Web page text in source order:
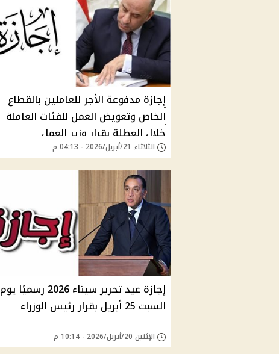
إجازة مدفوعة الأجر للعاملين بالقطاع
الخاص وتعويض العمل للفئات العاملة
خلال العطلة بقرار وزير العمل
الثلاثاء 21/أبريل/2026 - 04:13 م
إجازة عيد تحرير سيناء 2026 رسميًا يوم
السبت 25 أبريل بقرار رئيس الوزراء
الإثنين 20/أبريل/2026 - 10:14 م